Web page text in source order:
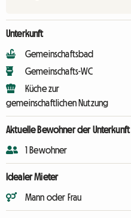
Unterkunft
Gemeinschaftsbad
Gemeinschafts-WC
Küche zur
gemeinschaftlichen Nutzung
Aktuelle Bewohner der Unterkunft
1 Bewohner
Idealer Mieter
Mann oder Frau